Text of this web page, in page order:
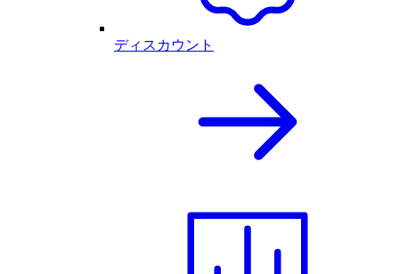
ディスカウント